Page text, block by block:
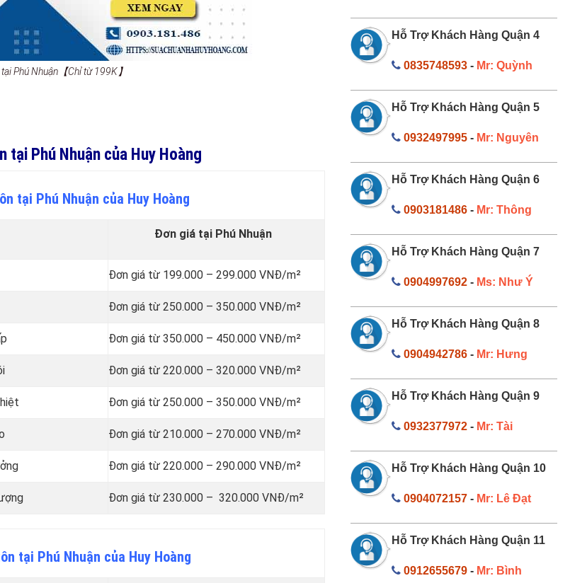
Phú Nhuận【Chỉ từ 199K】
Phú Nhuận của Huy Hoàng
tại Phú Nhuận của Huy Hoàng
Đơn giá tại Phú Nhuận
Đơn giá từ 199.000 – 299.000 VNĐ/m²
Đơn giá từ 250.000 – 350.000 VNĐ/m²
Đơn giá từ 350.000 – 450.000 VNĐ/m²
Đơn giá từ 220.000 – 320.000 VNĐ/m²
Đơn giá từ 250.000 – 350.000 VNĐ/m²
Đơn giá từ 210.000 – 270.000 VNĐ/m²
Đơn giá từ 220.000 – 290.000 VNĐ/m²
Đơn giá từ 230.000 – 320.000 VNĐ/m²
tại Phú Nhuận của Huy Hoàng
Hỗ Trợ Khách Hàng Quận 4
0835748593 - Mr: Quỳnh
Hỗ Trợ Khách Hàng Quận 5
0932497995 - Mr: Nguyên
Hỗ Trợ Khách Hàng Quận 6
0903181486 - Mr: Thông
Hỗ Trợ Khách Hàng Quận 7
0904997692 - Ms: Như Ý
Hỗ Trợ Khách Hàng Quận 8
0904942786 - Mr: Hưng
Hỗ Trợ Khách Hàng Quận 9
0932377972 - Mr: Tài
Hỗ Trợ Khách Hàng Quận 10
0904072157 - Mr: Lê Đạt
Hỗ Trợ Khách Hàng Quận 11
0912655679 - Mr: Bình